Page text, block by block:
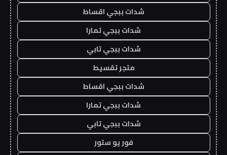
شدات ببجي اقساط
شدات ببجي تمارا
شدات ببجي تابي
متجر تقسيط
شدات ببجي اقساط
شدات ببجي تمارا
شدات ببجي تابي
فور يو ستور